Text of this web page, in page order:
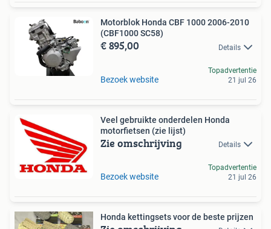
Motorblok Honda CBF 1000 2006-2010
(CBF1000 SC58)
€ 895,00 Details
Bezoek website
Topadvertentie
21 jul 26
Veel gebruikte onderdelen Honda
motorfietsen (zie lijst)
Zie omschrijving Details
Bezoek website
Topadvertentie
21 jul 26
Honda kettingsets voor de beste prijzen